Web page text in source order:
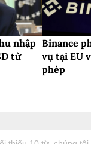
nhập
từ
Binance
vụ tại EU
phép